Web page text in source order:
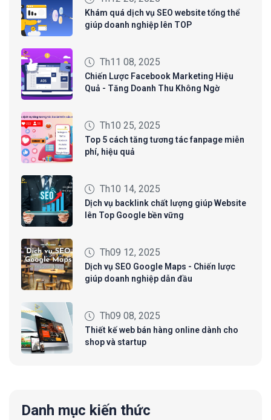
Khám quá dịch vụ SEO website tổng thể
giúp doanh nghiệp lên TOP
Th11 08, 2025
Chiến Lược Facebook Marketing Hiệu
Quả - Tăng Doanh Thu Không Ngờ
Th10 25, 2025
Top 5 cách tăng tương tác fanpage miễn
phí, hiệu quả
Th10 14, 2025
Dịch vụ backlink chất lượng giúp Website
lên Top Google bền vững
Th09 12, 2025
Dịch vụ SEO Google Maps - Chiến lược
giúp doanh nghiệp dẫn đầu
Th09 08, 2025
Thiết kế web bán hàng online dành cho
shop và startup
Danh mục kiến thức